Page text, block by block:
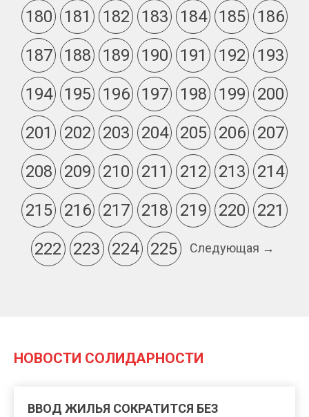
180
181 182 183 184 185
186
187
188 189 190 191 192
193
194
195 196 197 198 199
200
201
202 203 204 205 206
207
208
209 210 211 212 213
214
215
216 217 218 219 220
221
222
223 224 225 Следующая →
НОВОСТИ СОЛИДАРНОСТИ
ВВОД ЖИЛЬЯ СОКРАТИТСЯ БЕЗ